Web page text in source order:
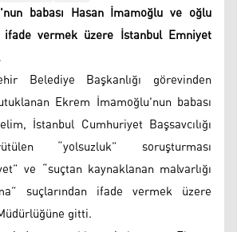
babası Hasan İmamoğlu ve oğlu
vermek üzere İstanbul Emniyet
Belediye Başkanlığı görevinden
Ekrem İmamoğlu'nun babası
İstanbul Cumhuriyet Başsavcılığı
“yolsuzluk” soruşturması
ve “suçtan kaynaklanan malvarlığı
suçlarından ifade vermek üzere
gitti.